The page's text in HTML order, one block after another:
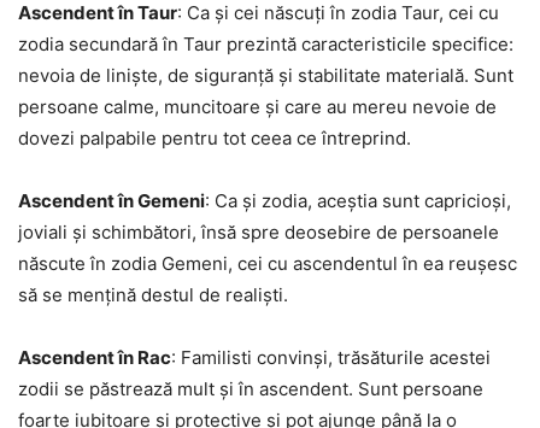
Ascendent în Taur: Ca și cei născuți în zodia Taur, cei cu
zodia secundară în Taur prezintă caracteristicile specifice:
nevoia de liniște, de siguranță și stabilitate materială. Sunt
persoane calme, muncitoare și care au mereu nevoie de
dovezi palpabile pentru tot ceea ce întreprind.
Ascendent în Gemeni: Ca și zodia, aceștia sunt capricioși,
joviali și schimbători, însă spre deosebire de persoanele
născute în zodia Gemeni, cei cu ascendentul în ea reușesc
să se mențină destul de realiști.
Ascendent în Rac: Familisti convinși, trăsăturile acestei
zodii se păstrează mult și în ascendent. Sunt persoane
foarte iubitoare și protective și pot ajunge până la o